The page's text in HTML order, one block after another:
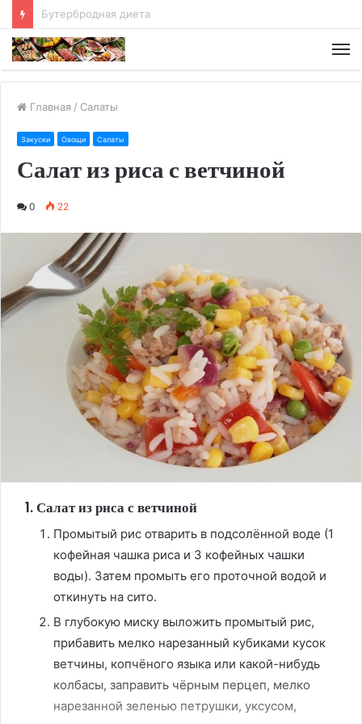
Хлебная диета
Главная / Салаты
Закуски Овощи Салаты
Салат из риса с ветчиной
0 22
1. Салат из риса с ветчиной
Промытый рис отварить в подсолённой воде (1
кофейная чашка риса и 3 кофейных чашки
воды). Затем промыть его проточной водой и
откинуть на сито.
В глубокую миску выложить промытый рис,
прибавить мелко нарезанный кубиками кусок
ветчины, копчёного языка или какой-нибудь
колбасы, заправить чёрным перцеп, мелко
нарезанной зеленью петрушки, уксусом,